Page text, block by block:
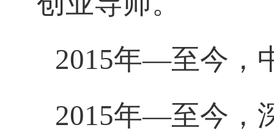
2015年—至今
2015年—至今，